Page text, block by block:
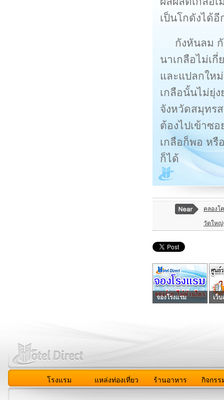
เป็นโกดังได้อี
กังหันลม
นาเกลือไม่เ
และแปลกให
เกลือนั้นไม่ยุ่
จังหวัดสมุทร
ต้องไปเข้าซ
เกลือก็พอ หรื
ก็ได้
คลองโ
วัดใหญ่
จองโรงแรม เว็
โรงแรม แหล่งท่องเที่ยว ร้านอาหาร กิจกรร